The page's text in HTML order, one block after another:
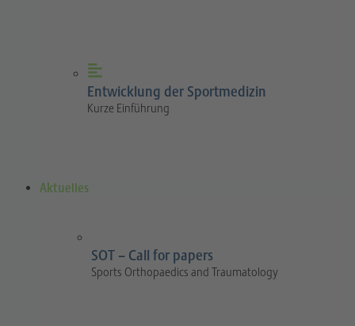
Entwicklung der Sportmedizin
Kurze Einführung
Aktuelles
SOT – Call for papers
Sports Orthopaedics and Traumatology